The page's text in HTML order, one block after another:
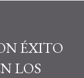
ÉXITO
LOS